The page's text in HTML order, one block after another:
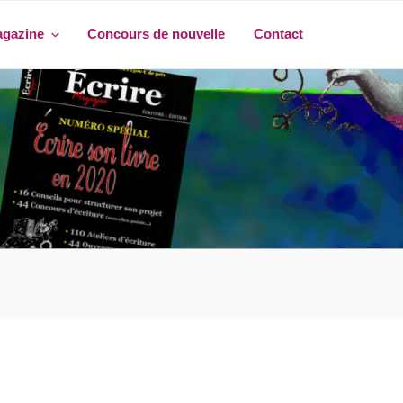
Concours de nouvelle Contact